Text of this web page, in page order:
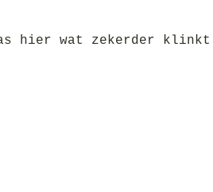
hier wat zekerder